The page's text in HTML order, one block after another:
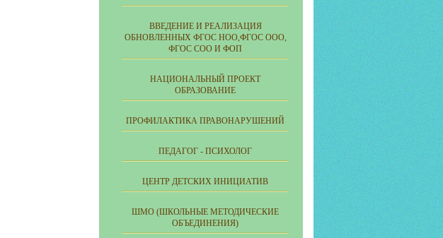
ВВЕДЕНИЕ И РЕАЛИЗАЦИЯ
ОБНОВЛЕННЫХ ФГОС НОО,ФГОС ООО,
ФГОС СОО И ФОП
НАЦИОНАЛЬНЫЙ ПРОЕКТ
ОБРАЗОВАНИЕ
ПРОФИЛАКТИКА ПРАВОНАРУШЕНИЙ
ПЕДАГОГ - ПСИХОЛОГ
ЦЕНТР ДЕТСКИХ ИНИЦИАТИВ
ШМО (ШКОЛЬНЫЕ МЕТОДИЧЕСКИЕ
ОБЪЕДИНЕНИЯ)